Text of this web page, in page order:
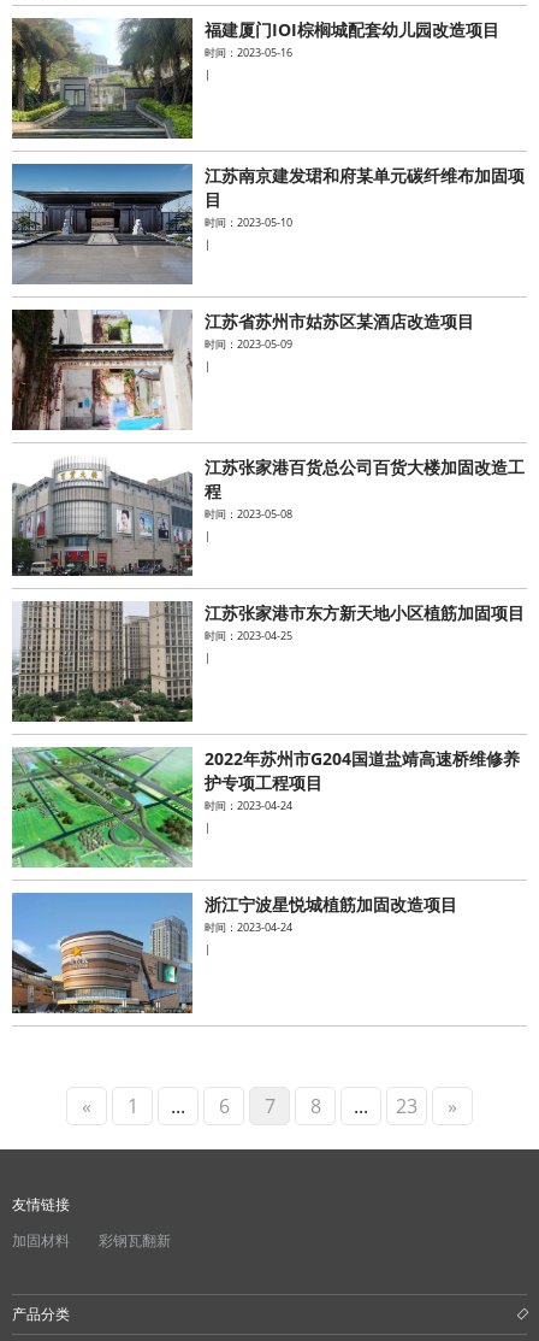
福建厦门IOI棕榈城配套幼儿园改造项目
时间：2023-05-16
|
江苏南京建发珺和府某单元碳纤维布加固项
目
时间：2023-05-10
|
江苏省苏州市姑苏区某酒店改造项目
时间：2023-05-09
|
江苏张家港百货总公司百货大楼加固改造工
程
时间：2023-05-08
|
江苏张家港市东方新天地小区植筋加固项目
时间：2023-04-25
|
2022年苏州市G204国道盐靖高速桥维修养
护专项工程项目
时间：2023-04-24
|
浙江宁波星悦城植筋加固改造项目
时间：2023-04-24
|
« 1 ... 6 7 8 ... 23 »
友情链接
加固材料
彩钢瓦翻新
产品分类